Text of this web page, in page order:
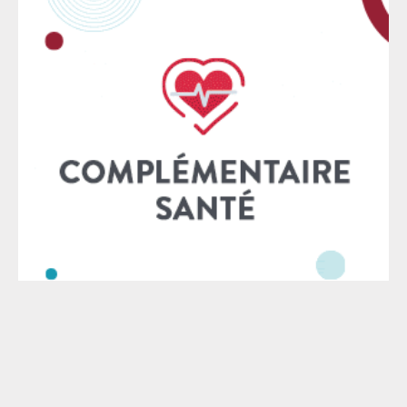
l’occasion de le rappeler à plusieurs reprises,
notamment en 2019 et 2020. À cette époque, les
avocats n’ont pas hésité, non seulement à descendre
dans la rue, mais aussi à mener un long mouvement
de grève national sans précédent pour manifester
leur opposition à toute absorption de leur régime de
retraite au sein d’un régime universel. Nous
rappelons également que la CNBF a toujours participé
à la solidarité nationale en versant des sommes
significatives aux régimes de retraite déficitaires –
compensation démographique nationale. Cette
participation est rendue possible par le pilotage de